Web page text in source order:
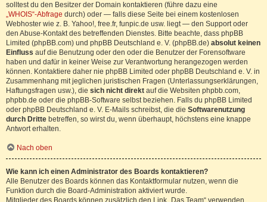
solltest du den Besitzer der Domain kontaktieren (führe dazu eine
„WHOIS“-Abfrage durch) oder — falls diese Seite bei einem kostenlosen
Webhoster wie z. B. Yahoo!, free.fr, funpic.de usw. liegt — den Support oder
den Abuse-Kontakt des betreffenden Dienstes. Bitte beachte, dass phpBB
Limited (phpBB.com) und phpBB Deutschland e. V. (phpBB.de) absolut keinen
Einfluss auf die Benutzung oder den oder die Benutzer der Forensoftware
haben und dafür in keiner Weise zur Verantwortung herangezogen werden
können. Kontaktiere daher nie phpBB Limited oder phpBB Deutschland e. V. in
Zusammenhang mit jeglichen juristischen Fragen (Unterlassungserklärungen,
Haftungsfragen usw.), die sich nicht direkt auf die Websiten phpbb.com,
phpbb.de oder die phpBB-Software selbst beziehen. Falls du phpBB Limited
oder phpBB Deutschland e. V. E-Mails schreibst, die die Softwarenutzung
durch Dritte betreffen, so wirst du, wenn überhaupt, höchstens eine knappe
Antwort erhalten.
Nach oben
Wie kann ich einen Administrator des Boards kontaktieren?
Alle Benutzer des Boards können das Kontaktformular nutzen, wenn die
Funktion durch die Board-Administration aktiviert wurde.
Mitglieder des Boards können zusätzlich den Link „Das Team“ verwenden.